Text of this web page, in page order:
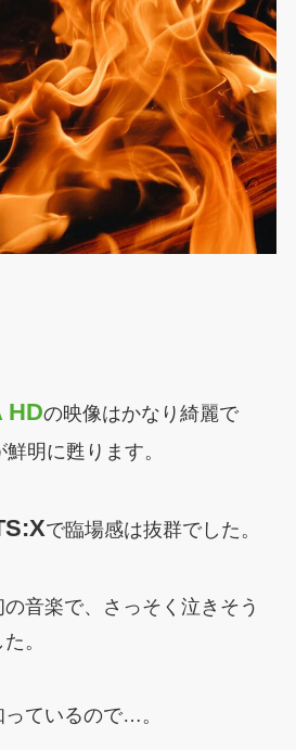
HDの映像はかなり綺麗で
明に甦ります。
で臨場感は抜群でした。
音楽で、さっそく泣きそう
。
ているので…。